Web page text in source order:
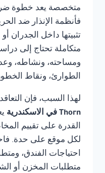
متخصصة يعد خطوة
فأنظمة الإنذار ضد
تثبيتها داخل الجدران
متكاملة تحتاج إلى
ومساحته، ونشاطه،
الطوارئ، ونقاط
لهذا السبب، فإن
Thorn في الاسكندرية
القدرة على تقييم
لكل موقع على حدة.
احتياجات الفندق،
متطلبات المخزن أو